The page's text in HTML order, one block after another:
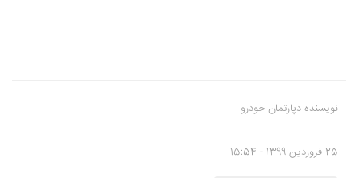
نویسنده دپارتمان خودرو
25 فروردین 1399 - 15:54